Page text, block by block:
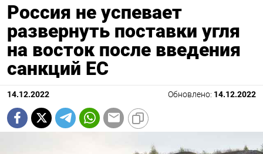
Россия не успевает
развернуть поставки угля
на восток после введения
санкций ЕС
14.12.2022 Обновлено: 14.12.2022